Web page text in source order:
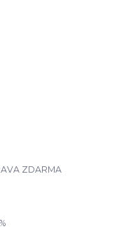
ZDARMA